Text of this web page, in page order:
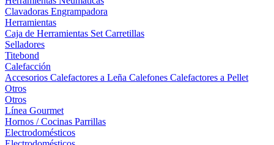
Clavadoras Engrampadora
Herramientas
Caja de Herramientas Set Carretillas
Selladores
Titebond
Calefacción
Accesorios Calefactores a Leña Calefones Calefactores a Pellet
Otros
Otros
Línea Gourmet
Hornos / Cocinas Parrillas
Electrodomésticos